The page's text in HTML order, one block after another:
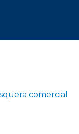
comercial